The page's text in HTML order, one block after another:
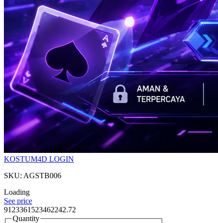
KOSTUM4D LOGIN
SKU: AGSTB006
Loading
See price
9123361523462242.72
Quantity